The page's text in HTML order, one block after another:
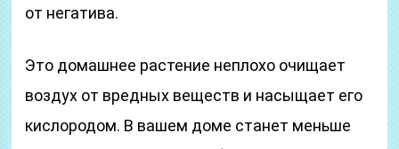
от негатива.
Это домашнее растение неплохо очищает
воздух от вредных веществ и насыщает его
кислородом. В вашем доме станет меньше